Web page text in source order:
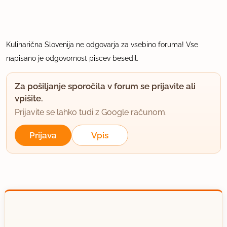
Kulinarična Slovenija ne odgovarja za vsebino foruma! Vse
napisano je odgovornost piscev besedil.
Za pošiljanje sporočila v forum se prijavite ali
vpišite.
Prijavite se lahko tudi z Google računom.
Prijava Vpis